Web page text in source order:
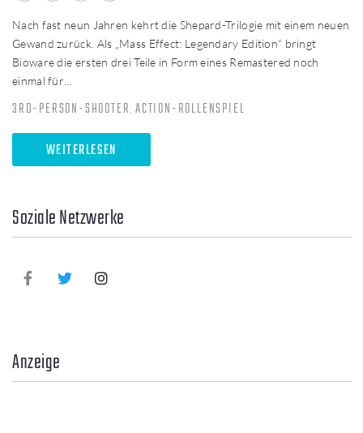
Nach fast neun Jahren kehrt die Shepard-Trilogie mit einem neuen
Gewand zurück. Als „Mass Effect: Legendary Edition“ bringt
Bioware die ersten drei Teile in Form eines Remastered noch
einmal für…
3RD-PERSON-SHOOTER,ACTION-ROLLENSPIEL
WEITERLESEN
Soziale Netzwerke
Anzeige